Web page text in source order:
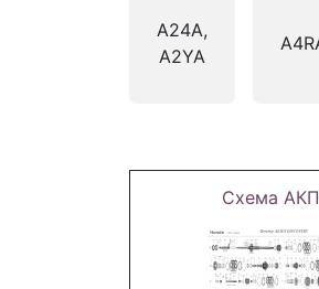
A24A,
A2YA
Схема